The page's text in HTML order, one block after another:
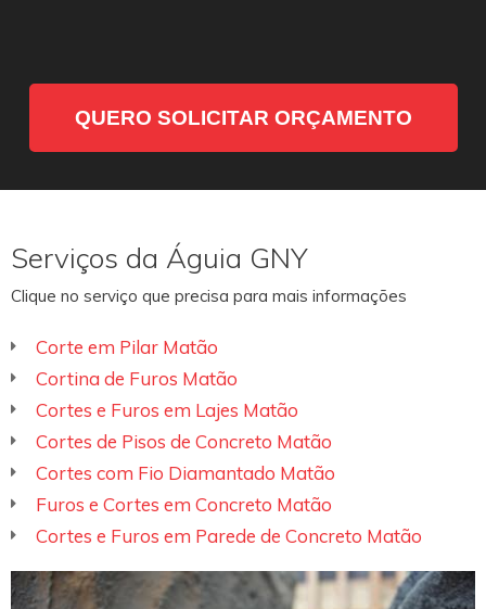
QUERO SOLICITAR ORÇAMENTO
Serviços da Águia GNY
Clique no serviço que precisa para mais informações
Corte em Pilar Matão
Cortina de Furos Matão
Cortes e Furos em Lajes Matão
Cortes de Pisos de Concreto Matão
Cortes com Fio Diamantado Matão
Furos e Cortes em Concreto Matão
Cortes e Furos em Parede de Concreto Matão